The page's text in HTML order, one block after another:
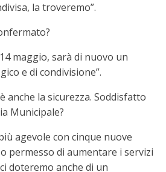
la troveremo”.
maggio, sarà di nuovo un
e di condivisione”.
anche la sicurezza. Soddisfatto
Municipale?
agevole con cinque nuove
permesso di aumentare i servizi
doteremo anche di un